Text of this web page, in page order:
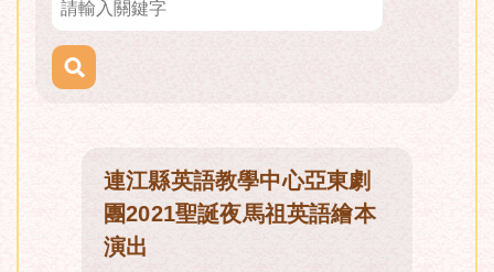
連江縣英語教學中心亞東劇
團2021聖誕夜馬祖英語繪本
演出